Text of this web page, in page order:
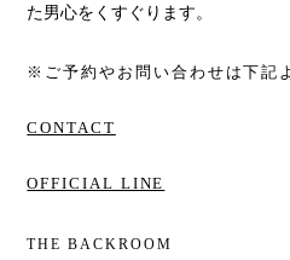
た男心をくすぐります。
※ご予約やお問い合わせは下記
CONTACT
OFFICIAL LINE
THE BACKROOM